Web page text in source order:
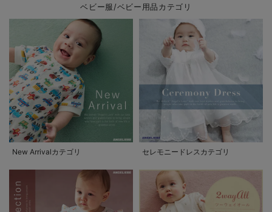
ベビー服/ベビー用品カテゴリ
New Arrivalカテゴリ セレモニードレスカテゴリ